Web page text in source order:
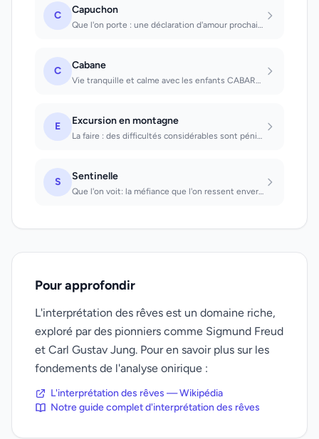
C Capuchon
Que l'on porte : une déclaration d'amour prochaine.
C Cabane
Vie tranquille et calme avec les enfants CABARET;Amusement, joie lors d'une invi...
E Excursion en montagne
La faire : des difficultés considérables sont péniblement surmontées. Au printem...
S Sentinelle
Que l'on voit: la méfiance que l'on ressent envers une certaine personne est jus...
Pour approfondir
L'interprétation des rêves est un domaine riche,
exploré par des pionniers comme Sigmund Freud
et Carl Gustav Jung. Pour en savoir plus sur les
fondements de l'analyse onirique :
L'interprétation des rêves — Wikipédia
Notre guide complet d'interprétation des rêves